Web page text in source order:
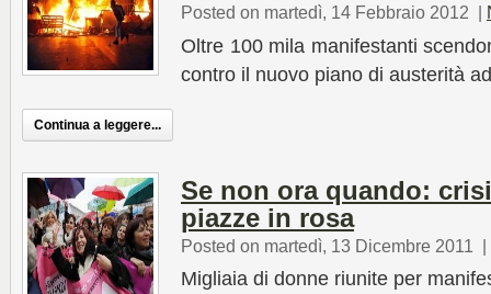
Posted on martedì, 14 Febbraio 2012 |
Oltre 100 mila manifestanti
contro il nuovo piano di austerità
Continua a leggere...
Se non ora quando:
piazze in rosa
Posted on martedì, 13 Dicembre 2011 |
Migliaia di donne riunite per